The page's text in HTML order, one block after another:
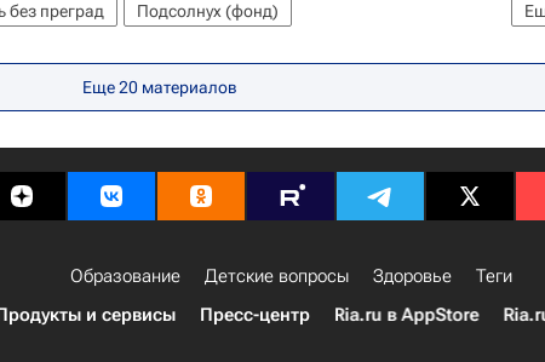
без преград
Подсолнух (фонд)
Еще 20 материалов
Образование Детские вопросы Здоровье
Теги
и сервисы Пресс-центр Ria.ru в AppStore